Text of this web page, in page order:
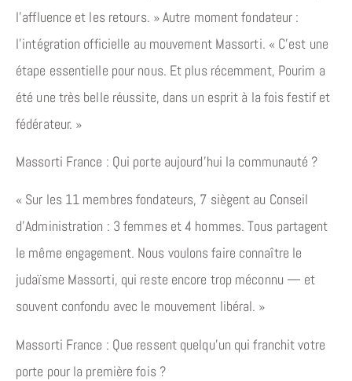
l’affluence et les retours. » Autre moment fondateur :
l’intégration officielle au mouvement Massorti. « C’est une
étape essentielle pour nous. Et plus récemment, Pourim a
été une très belle réussite, dans un esprit à la fois festif et
fédérateur. »
Massorti France : Qui porte aujourd’hui la communauté ?
« Sur les 11 membres fondateurs, 7 siègent au Conseil
d’Administration : 3 femmes et 4 hommes. Tous partagent
le même engagement. Nous voulons faire connaître le
judaïsme Massorti, qui reste encore trop méconnu — et
souvent confondu avec le mouvement libéral. »
Massorti France : Que ressent quelqu’un qui franchit votre
porte pour la première fois ?